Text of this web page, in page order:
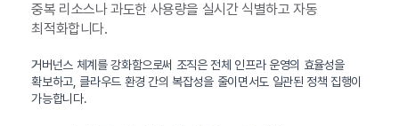
중복 리소스나 과도한 사용량을 실시간 식별하고 자동
최적화합니다.
거버넌스 체계를 강화함으로써 조직은 전체 인프라 운영의 효율성을
확보하고, 클라우드 환경 간의 복잡성을 줄이면서도 일관된 정책 집행이
가능합니다.